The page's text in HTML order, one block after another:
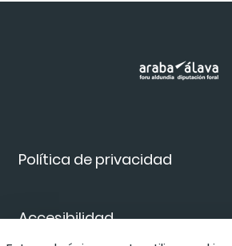
Política de privacidad
Accesibilidad